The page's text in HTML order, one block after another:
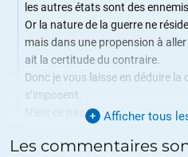
les autres états sont des
Or la nature de la guerre ne
mais dans une propension à aller
ait la certitude du contraire.
Donc je vous laisse en déduire la
s’imposent.
N’est ce pas ?
+8 ALERTER
Afficher tous
Les commentaires